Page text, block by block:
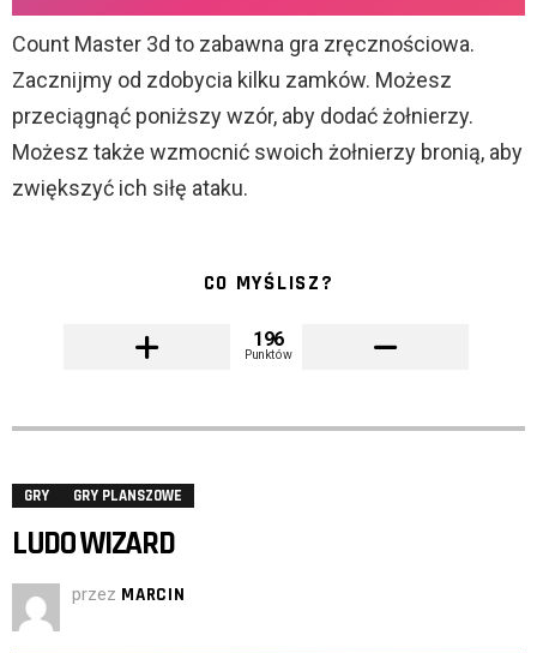
Count Master 3d to zabawna gra zręcznościowa.
Zacznijmy od zdobycia kilku zamków. Możesz
przeciągnąć poniższy wzór, aby dodać żołnierzy.
Możesz także wzmocnić swoich żołnierzy bronią, aby
zwiększyć ich siłę ataku.
CO MYŚLISZ?
196
Punktów
GRY GRY PLANSZOWE
LUDO WIZARD
przez MARCIN